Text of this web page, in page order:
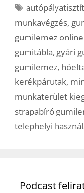
Címkék
munkavégzés,
gumilemez
gumitábla, gyári
gumilemez,
kerékpárutak,
munkaterület
strapabíró
telephelyi
Podcast